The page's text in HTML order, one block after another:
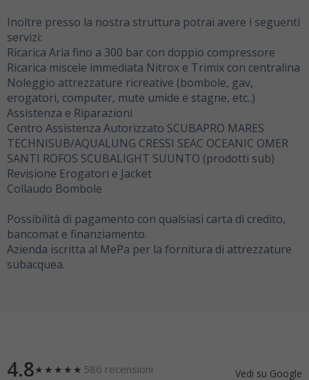
Inoltre presso la nostra struttura potrai avere i seguenti
servizi:
Ricarica Aria fino a 300 bar con doppio compressore
Ricarica miscele immediata Nitrox e Trimix con centralina
Noleggio attrezzature ricreative (bombole, gav,
erogatori, computer, mute umide e stagne, etc..)
Assistenza e Riparazioni
Centro Assistenza Autorizzato SCUBAPRO MARES
TECHNISUB/AQUALUNG CRESSI SEAC OCEANIC OMER
SANTI ROFOS SCUBALIGHT SUUNTO (prodotti sub)
Revisione Erogatori e Jacket
Collaudo Bombole
Possibilità di pagamento con qualsiasi carta di credito,
bancomat e finanziamento.
Azienda iscritta al MePa per la fornitura di attrezzature
subacquea.
4.8★★★★★ 586 recensioni Vedi su Google